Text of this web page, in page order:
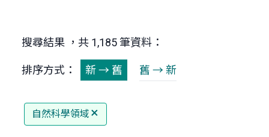
搜尋結果 ，共 1,185 筆資料：
排序方式： 新 → 舊 舊 → 新
自然科學領域